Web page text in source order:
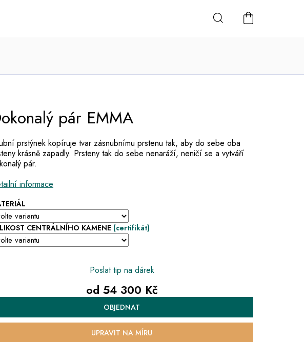
NÁKUPNÍ
CENTRÁLNÍHO KAMENE (certifikát)
prstýnek kopíruje tvar zásnubnímu prstenu tak, aby do sebe oba
krásně zapadly. Prsteny tak do sebe nenaráží, neničí se a vytváří
pár.
informace
pár EMMA
Poslat tip na dárek
od 54 300 Kč
Měrná
cena:
OBJEDNAT
UPRAVIT NA MÍRU